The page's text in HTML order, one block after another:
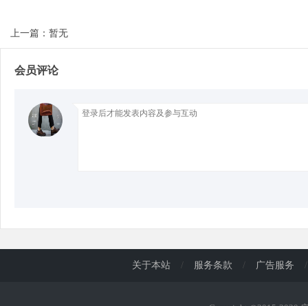
d
上一篇：暂无
会员评论
关于本站 / 服务条款 / 广告服务 /